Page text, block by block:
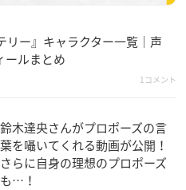
リー』キャラクター一覧｜声
ールまとめ
1コメント
鈴木達央さんがプロポーズの言
葉を囁いてくれる動画が公開！
さらに自身の理想のプロポーズ
も…！